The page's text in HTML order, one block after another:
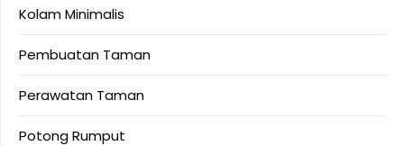
Kolam Minimalis
Pembuatan Taman
Perawatan Taman
Potong Rumput